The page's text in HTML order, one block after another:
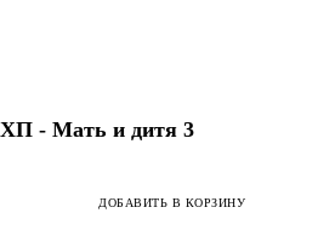
- Мать и дитя 3
ДОБАВИТЬ В КОРЗИНУ